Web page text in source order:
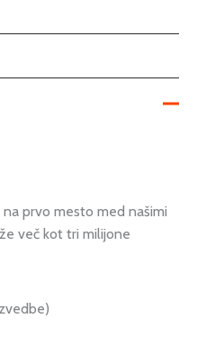
prvo mesto med našimi
več kot tri milijone